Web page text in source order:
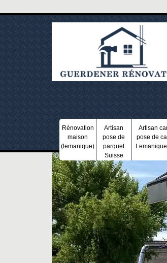
Rénovation
maison
(lemanique)
Artisan
pose de
parquet
Suisse
Artisan
pose de